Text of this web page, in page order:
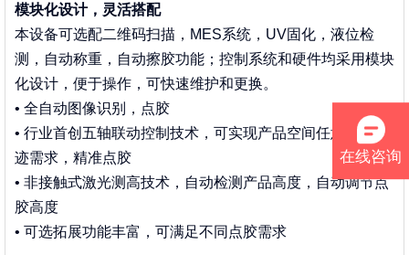
模块化设计，灵活搭配
本设备可选配二维码扫描，MES系统，UV固化，液位检
测，自动称重，自动擦胶功能；控制系统和硬件均采用模块
化设计，便于操作，可快速维护和更换。
• 全自动图像识别，点胶
• 行业首创五轴联动控制技术，可实现产品空间任意点胶轨
迹需求，精准点胶
• 非接触式激光测高技术，自动检测产品高度，自动调节点
胶高度
• 可选拓展功能丰富，可满足不同点胶需求
在线咨询